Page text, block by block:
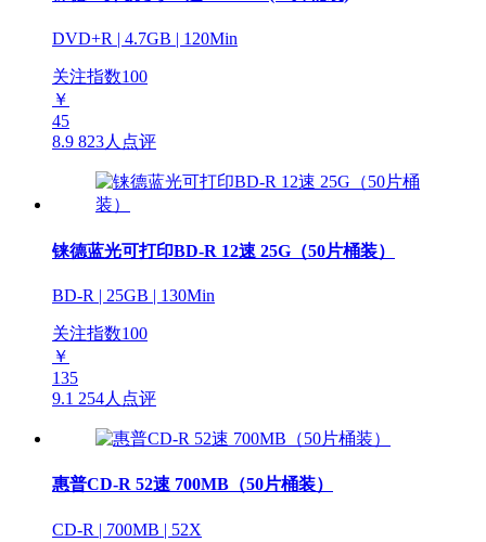
DVD+R | 4.7GB | 120Min
关注指数100
￥
45
8.9 823人点评
铼德蓝光可打印BD-R 12速 25G（50片桶装）
BD-R | 25GB | 130Min
关注指数100
￥
135
9.1 254人点评
惠普CD-R 52速 700MB（50片桶装）
CD-R | 700MB | 52X